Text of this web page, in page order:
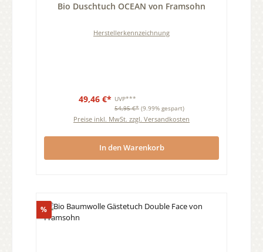
Bio Duschtuch OCEAN von Framsohn
Herstellerkennzeichnung
49,46 €* UVP***
54,95 €* (9.99% gespart)
Preise inkl. MwSt. zzgl. Versandkosten
In den Warenkorb
%Rabatt